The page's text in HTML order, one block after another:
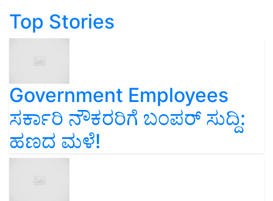
Top Stories
Government Employees
ಸರ್ಕಾರಿ ನೌಕರರಿಗೆ ಬಂಪರ್‌ ಸುದ್ದಿ:
ಹಣದ ಮಳೆ!